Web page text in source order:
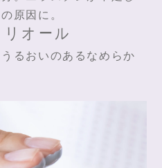
原因に。
リオール
るおいのあるなめらか